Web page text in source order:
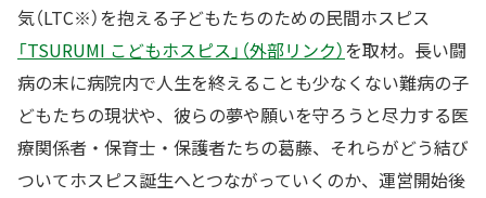
気（LTC※）を抱える子どもたちのための民間ホスピス
「TSURUMI こどもホスピス」（外部リンク）を取材。長い闘
病の末に病院内で人生を終えることも少なくない難病の子
どもたちの現状や、彼らの夢や願いを守ろうと尽力する医
療関係者・保育士・保護者たちの葛藤、それらがどう結び
ついてホスピス誕生へとつながっていくのか、運営開始後